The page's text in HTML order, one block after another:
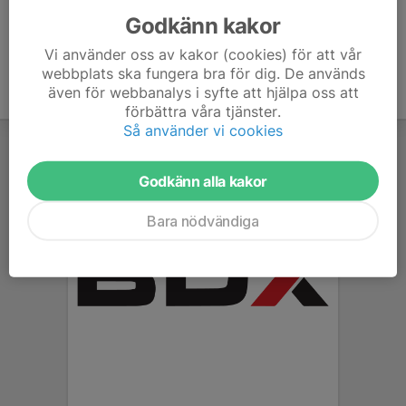
Godkänn kakor
Vi använder oss av kakor (cookies) för att vår
webbplats ska fungera bra för dig. De används
även för webbanalys i syfte att hjälpa oss att
förbättra våra tjänster.
Så använder vi cookies
Godkänn alla kakor
Bara nödvändiga